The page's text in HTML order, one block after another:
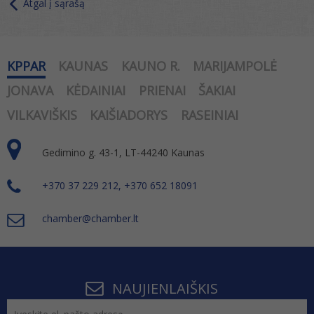
Atgal į sąrašą
KPPAR KAUNAS KAUNO R.
MARIJAMPOLĖ
JONAVA
KĖDAINIAI PRIENAI
ŠAKIAI
VILKAVIŠKIS
KAIŠIADORYS RASEINIAI
Gedimino g. 43-1, LT-44240 Kaunas
+370 37 229 212, +370 652 18091
chamber@chamber.lt
NAUJIENLAIŠKIS